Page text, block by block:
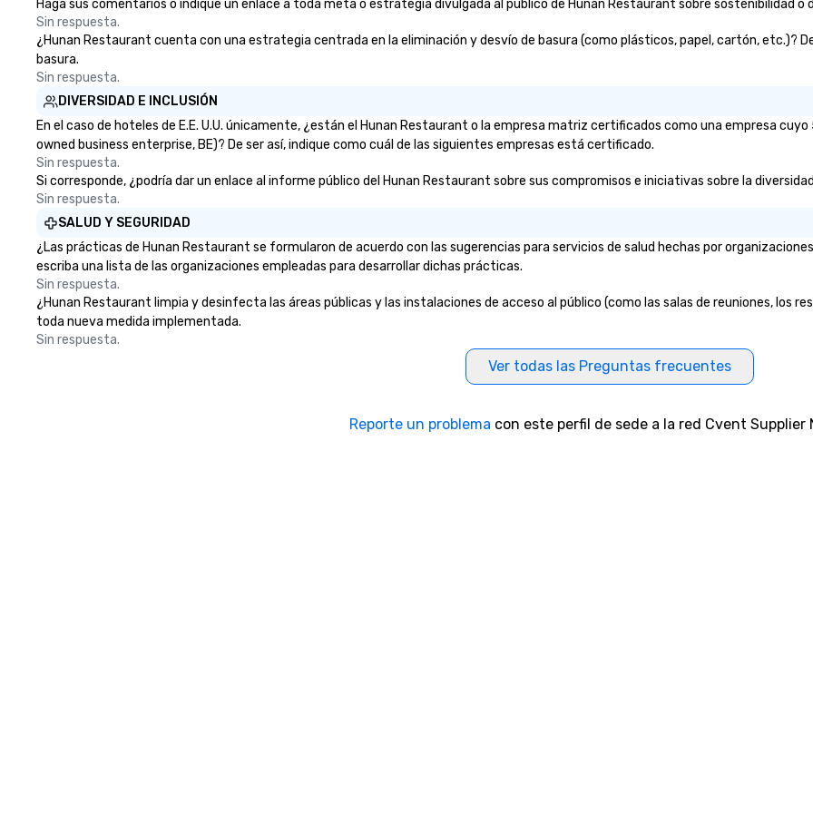
Haga sus comentarios o indique un enlace a toda meta o estrategia divulgada al público de Hunan Restaurant sobre sostenibilidad o
Sin respuesta.
¿Hunan Restaurant cuenta con una estrategia centrada en la eliminación y desvío de basura (como plásticos, papel, cartón, etc.)?
basura.
Sin respuesta.
DIVERSIDAD E INCLUSIÓN
En el caso de hoteles de E.E. U.U. únicamente, ¿están el Hunan Restaurant o la empresa matriz certificados como una empresa
owned business enterprise, BE)? De ser así, indique como cuál de las siguientes empresas está certificado.
Sin respuesta.
Si corresponde, ¿podría dar un enlace al informe público del Hunan Restaurant sobre sus compromisos e iniciativas sobre la
Sin respuesta.
SALUD Y SEGURIDAD
¿Las prácticas de Hunan Restaurant se formularon de acuerdo con las sugerencias para servicios de salud hechas por
escriba una lista de las organizaciones empleadas para desarrollar dichas prácticas.
Sin respuesta.
¿Hunan Restaurant limpia y desinfecta las áreas públicas y las instalaciones de acceso al público (como las salas de reuniones, los
toda nueva medida implementada.
Sin respuesta.
Ver todas las Preguntas frecuentes
Reporte un problema con este perfil de sede a la red Cvent Supplier